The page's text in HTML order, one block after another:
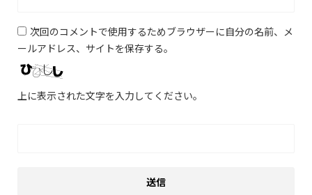
次回のコメントで使用するためブラウザーに自分の名前、メ
ールアドレス、サイトを保存する。
上に表示された文字を入力してください。